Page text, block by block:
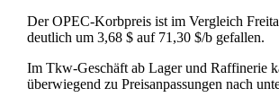
Der OPEC-Korbpreis ist im Vergleich
deutlich um 3,68 $ auf 71,30 $/b gefallen.
Im Tkw-Geschäft ab Lager und Raffinerie
überwiegend zu Preisanpassungen nach